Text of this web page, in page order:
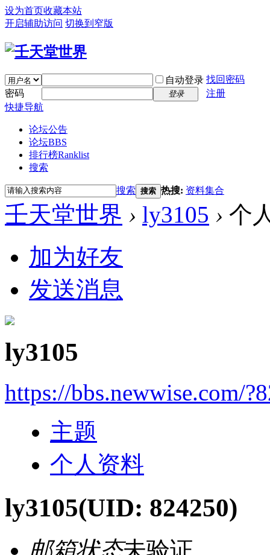
设为首页收藏本站
开启辅助访问 切换到窄版
自动登录 找回密码
密码
登录
注册
快捷导航
论坛公告
论坛BBS
排行榜Ranklist
搜索
搜索 搜索 热搜: 资料集合
壬天堂世界 › ly3105 › 个
加为好友
发送消息
ly3105
https://bbs.newwise.com/
主题
个人资料
ly3105(UID: 824250)